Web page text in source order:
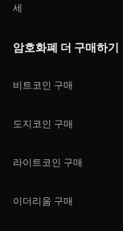
세
암호화폐 더 구매하기
비트코인 구매
도지코인 구매
라이트코인 구매
이더리움 구매